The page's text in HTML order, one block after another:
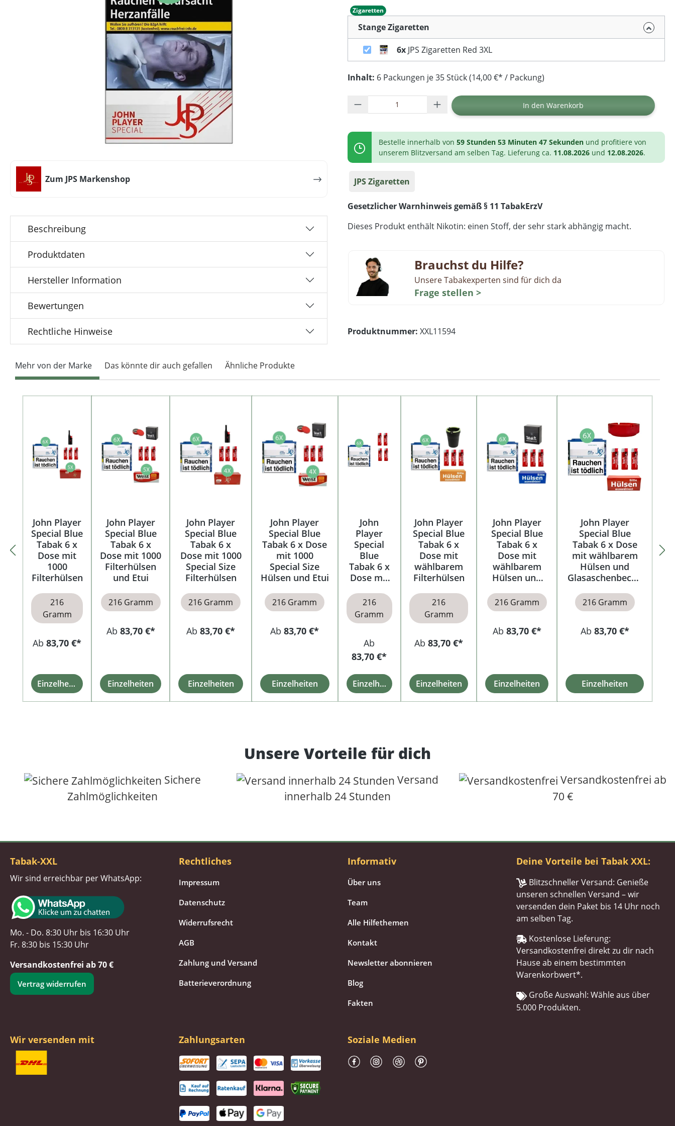
Zum JPS Markenshop
Beschreibung
Produktdaten
Hersteller Information
Bewertungen
Rechtliche Hinweise
Zigaretten
Stange Zigaretten
6x JPS Zigaretten Red 3XL
Inhalt: 6 Packungen je 35 Stück (14,00 €* / Packung)
Produkt Anzahl: Gib den gewünschten Wert ein oder
In den Warenkorb
Bestelle innerhalb von 59 Stunden 53 Minuten 46 Sekunden und profitiere von
unserem Blitzversand am selben Tag. Lieferung ca. 11.08.2026 und 12.08.2026.
JPS Zigaretten
Gesetzlicher Warnhinweis gemäß § 11 TabakErzV
Dieses Produkt enthält Nikotin: einen Stoff, der sehr stark abhängig macht.
Brauchst du Hilfe?
Unsere Tabakexperten sind für dich da
Frage stellen >
Produktnummer: XXL11594
Mehr von der Marke Das könnte dir auch gefallen Ähnliche Produkte
Produktgalerie überspringen
John Player
Special Blue
Tabak 6 x
Dose mit
1000
Filterhülsen
216
Gramm
Ab83,70 €*
Einzelheiten
John Player
Special Blue
Tabak 6 x
Dose mit 1000
Filterhülsen
und Etui
216 Gramm
Ab 83,70 €*
Einzelheiten
John Player
Special Blue
Tabak 6 x
Dose mit 1000
Special Size
Filterhülsen
216 Gramm
Ab83,70 €*
Einzelheiten
John Player
Special Blue
Tabak 6 x Dose
mit 1000
Special Size
Hülsen und Etui
216 Gramm
Ab83,70 €*
Einzelheiten
John
Player
Special
Blue
Tabak 6 x
Dose mit
e
216
Gramm
Ab
83,70 €*
Einzelheiten
John Player
Special Blue
Tabak 6 x
Dose mit
wählbarem
Filterhülsen
216
Gramm
Ab83,70 €*
Einzelheiten
John Player
Special Blue
Tabak 6 x
Dose mit
wählbarem
Hülsen und
216 Gramm
Ab 83,70 €*
Einzelheiten
John Player
Special Blue
Tabak 6 x Dose
mit wählbarem
Hülsen und
Glasaschenbeche
216 Gramm
Ab 83,70 €*
Einzelheiten
Unsere Vorteile für dich
Sichere
Zahlmöglichkeiten
Versand
innerhalb 24 Stunden
Versandkostenfrei ab
70 €
Tabak-XXL
Wir sind erreichbar per WhatsApp:
Mo. - Do. 8:30 Uhr bis 16:30 Uhr
Fr. 8:30 bis 15:30 Uhr
Versandkostenfrei ab 70 €
Vertrag widerrufen
Rechtliches
Impressum
Datenschutz
Widerrufsrecht
AGB
Zahlung und Versand
Batterieverordnung
Informativ
Über uns
Team
Alle Hilfethemen
Kontakt
Newsletter abonnieren
Blog
Fakten
Deine Vorteile bei Tabak XXL:
Blitzschneller Versand: Genieße
unseren schnellen Versand – wir
versenden dein Paket bis 14 Uhr noch
am selben Tag.
Kostenlose Lieferung:
Versandkostenfrei direkt zu dir nach
Hause ab einem bestimmten
Warenkorbwert*.
Große Auswahl: Wähle aus über
5.000 Produkten.
Wir versenden mit Zahlungsarten Soziale Medien